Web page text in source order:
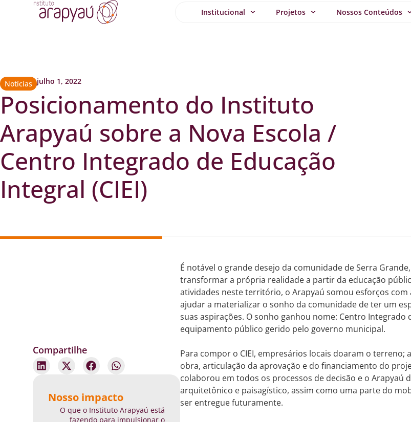
Institucional Projetos Nossos Conteúdos
Notícias julho 1, 2022
Posicionamento do Instituto
Arapyaú sobre a Nova Escola /
Centro Integrado de Educação
Integral (CIEI)
Compartilhe
Nosso impacto
O que o Instituto Arapyaú está
fazendo para impulsionar o
É notável o grande desejo da comunidade de Serra
transformar a própria realidade a partir da educação
atividades neste território, o Arapyaú somou esforços com
ajudar a materializar o sonho da comunidade de ter um
suas aspirações. O sonho ganhou nome: Centro Integrado
equipamento público gerido pelo governo municipal.
Para compor o CIEI, empresários locais doaram o terreno;
obra, articulação da aprovação e do financiamento do
colaborou em todos os processos de decisão e o Arapyaú
arquitetônico e paisagístico, assim como uma parte do
ser entregue futuramente.